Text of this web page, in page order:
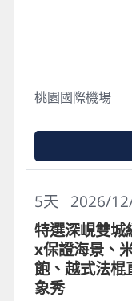
桃園國際機場
2026/
5天
特選深峴雙城
x保證海景、
飽、越式法棍
象秀